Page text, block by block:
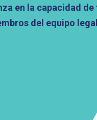
en la capacidad
del equipo